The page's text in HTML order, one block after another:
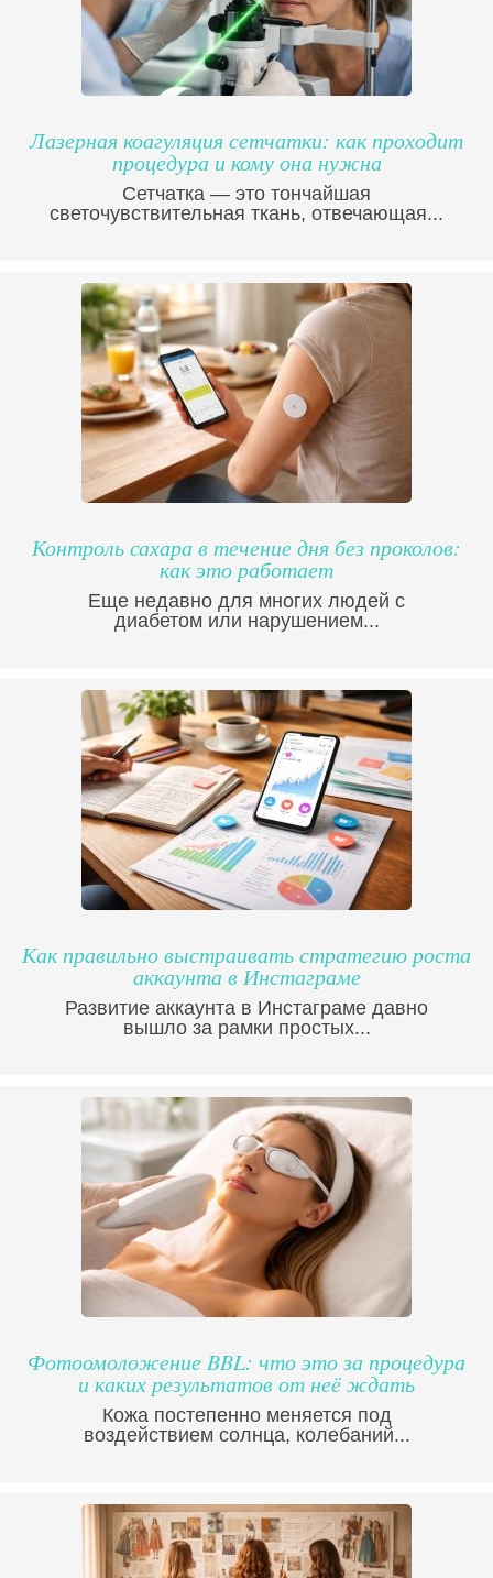
Лазерная коагуляция сетчатки: как проходит
процедура и кому она нужна
Сетчатка — это тончайшая
светочувствительная ткань, отвечающая...
Контроль сахара в течение дня без проколов:
как это работает
Еще недавно для многих людей с
диабетом или нарушением...
Как правильно выстраивать стратегию роста
аккаунта в Инстаграме
Развитие аккаунта в Инстаграме давно
вышло за рамки простых...
Фотоомоложение BBL: что это за процедура
и каких результатов от неё ждать
Кожа постепенно меняется под
воздействием солнца, колебаний...